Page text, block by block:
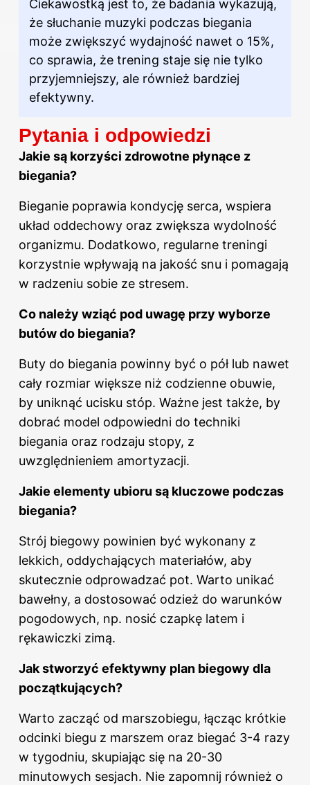
Ciekawostką jest to, że badania wykazują,
że słuchanie muzyki podczas biegania
może zwiększyć wydajność nawet o 15%,
co sprawia, że trening staje się nie tylko
przyjemniejszy, ale również bardziej
efektywny.
Pytania i odpowiedzi
Jakie są korzyści zdrowotne płynące z
biegania?
Bieganie poprawia kondycję serca, wspiera
układ oddechowy oraz zwiększa wydolność
organizmu. Dodatkowo, regularne treningi
korzystnie wpływają na jakość snu i pomagają
w radzeniu sobie ze stresem.
Co należy wziąć pod uwagę przy wyborze
butów do biegania?
Buty do biegania powinny być o pół lub nawet
cały rozmiar większe niż codzienne obuwie,
by uniknąć ucisku stóp. Ważne jest także, by
dobrać model odpowiedni do techniki
biegania oraz rodzaju stopy, z
uwzględnieniem amortyzacji.
Jakie elementy ubioru są kluczowe podczas
biegania?
Strój biegowy powinien być wykonany z
lekkich, oddychających materiałów, aby
skutecznie odprowadzać pot. Warto unikać
bawełny, a dostosować odzież do warunków
pogodowych, np. nosić czapkę latem i
rękawiczki zimą.
Jak stworzyć efektywny plan biegowy dla
początkujących?
Warto zacząć od marszobiegu, łącząc krótkie
odcinki biegu z marszem oraz biegać 3-4 razy
w tygodniu, skupiając się na 20-30
minutowych sesjach. Nie zapomnij również o